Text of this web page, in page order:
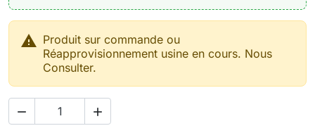
 Produit sur commande ou
Réapprovisionnement usine en cours. Nous
Consulter.
 